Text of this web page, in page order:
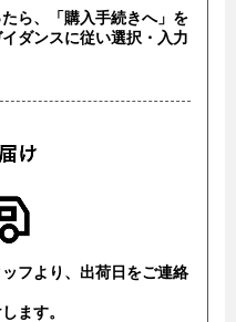
ら、「購入手続きへ」を
ダンスに従い選択・入力
フより、出荷日をご連絡
ます。